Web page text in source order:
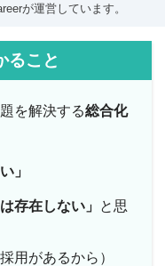
が運営しています。
ること
を解決する総合化
」
存在しない」 と思
用があるから）